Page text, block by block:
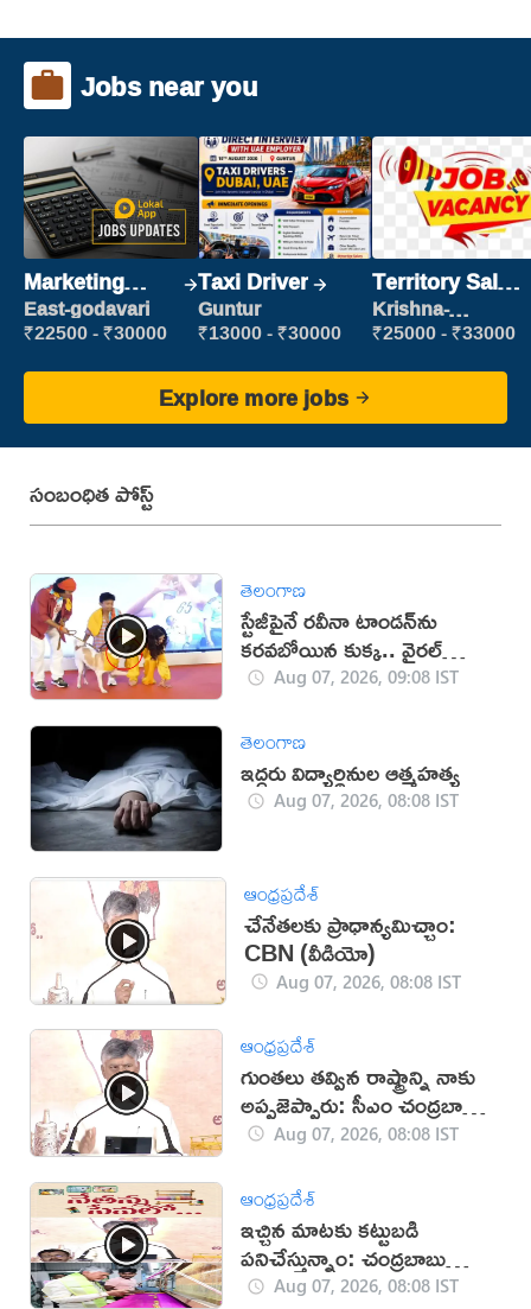
Jobs near you
Marketing
Executive
East-godavari
₹22500 - ₹30000
Taxi Driver
Guntur
₹13000 - ₹30000
Territory Sales
Manager
Krishna-
vijayawada
₹25000 - ₹33000
Explore more jobs
సంబంధిత పోస్ట్
తెలంగాణ
స్టేజీపైనే రవీనా టాండన్‌ను
కరవబోయిన కుక్క.. వైరల్
వీడియోAug 07, 2026, 09:08 IST
తెలంగాణ
ఇద్దరు విద్యార్థినుల ఆత్మహత్య
Aug 07, 2026, 08:08 IST
ఆంధ్రప్రదేశ్
చేనేతలకు ప్రాధాన్యమిచ్చాం:
CBN (వీడియో)
Aug 07, 2026, 08:08 IST
ఆంధ్రప్రదేశ్
గుంతలు తవ్విన రాష్ట్రాన్ని నాకు
అప్పజెప్పారు: సీఎం చంద్రబాబు
(వీడియో)
Aug 07, 2026, 08:08 IST
ఆంధ్రప్రదేశ్
ఇచ్చిన మాటకు కట్టుబడి
పనిచేస్తున్నాం: చంద్రబాబు
(వీడియో)
Aug 07, 2026, 08:08 IST